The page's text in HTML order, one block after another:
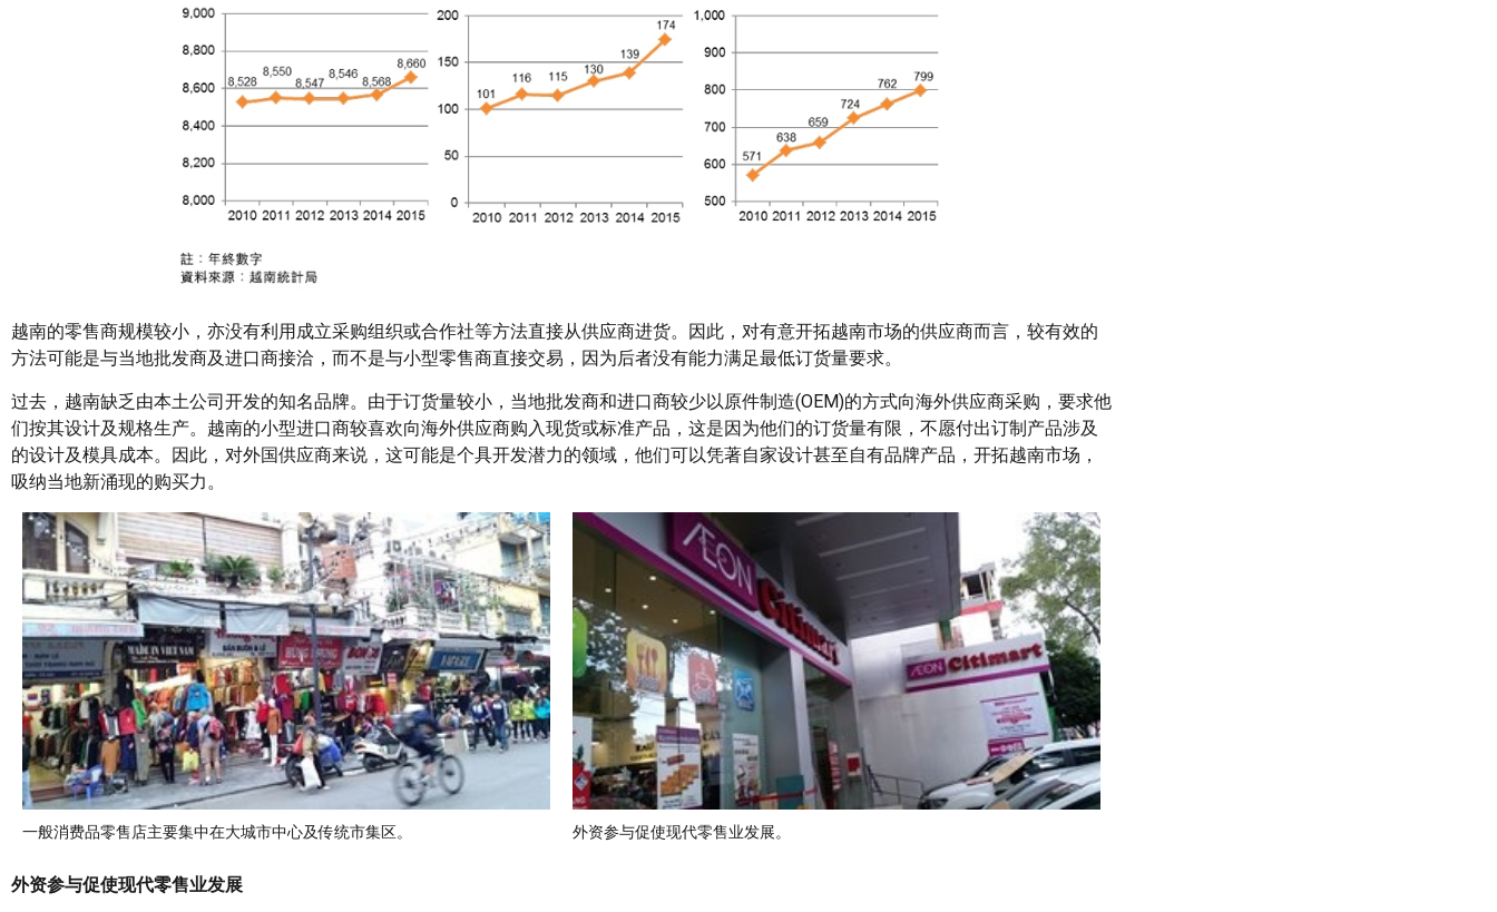
越南的零售商规模较小，亦没有利用成立采购组织或合作社等方法直接从供应商进货。因此，对有意开拓越南市场的供应商而言，较有效的
方法可能是与当地批发商及进口商接洽，而不是与小型零售商直接交易，因为后者没有能力满足最低订货量要求。
过去，越南缺乏由本土公司开发的知名品牌。由于订货量较小，当地批发商和进口商较少以原件制造(OEM)的方式向海外供应商采购，要求他
们按其设计及规格生产。越南的小型进口商较喜欢向海外供应商购入现货或标准产品，这是因为他们的订货量有限，不愿付出订制产品涉及
的设计及模具成本。因此，对外国供应商来说，这可能是个具开发潜力的领域，他们可以凭著自家设计甚至自有品牌产品，开拓越南市场，
吸纳当地新涌现的购买力。
一般消费品零售店主要集中在大城市中心及传统市集区。 外资参与促使现代零售业发展。
外资参与促使现代零售业发展